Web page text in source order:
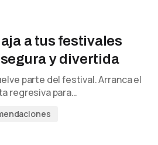
a tus festivales
y divertida
parte del festival. Arranca el
regresiva para…